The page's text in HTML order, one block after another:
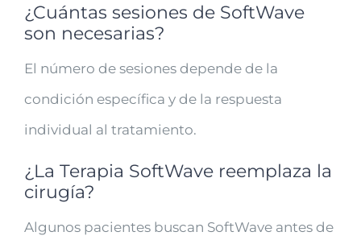
¿Cuántas sesiones de SoftWave
son necesarias?
El número de sesiones depende de la
condición específica y de la respuesta
individual al tratamiento.
¿La Terapia SoftWave reemplaza la
cirugía?
Algunos pacientes buscan SoftWave antes de